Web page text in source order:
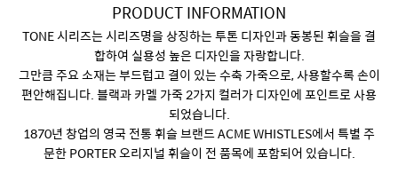
PRODUCT INFORMATION
TONE 시리즈는 시리즈명을 상징하는 투톤 디자인과 동봉된 휘슬을 결
합하여 실용성 높은 디자인을 자랑합니다.
그만큼 주요 소재는 부드럽고 결이 있는 수축 가죽으로, 사용할수록 손이
편안해집니다. 블랙과 카멜 가죽 2가지 컬러가 디자인에 포인트로 사용
되었습니다.
1870년 창업의 영국 전통 휘슬 브랜드 ACME WHISTLES에서 특별 주
문한 PORTER 오리지널 휘슬이 전 품목에 포함되어 있습니다.